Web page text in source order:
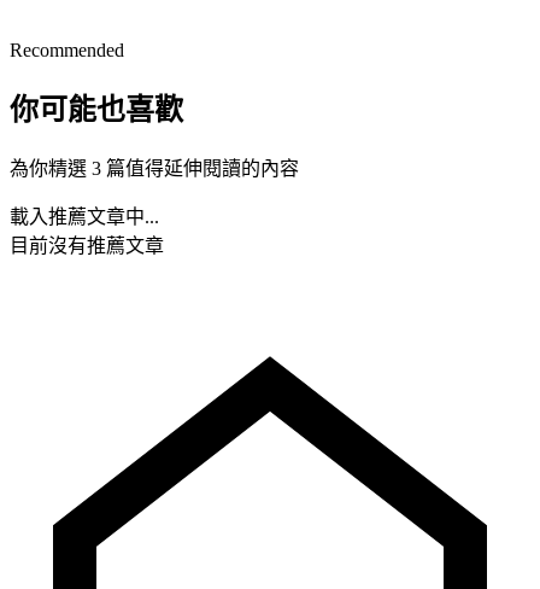
Recommended
你可能也喜歡
為你精選 3 篇值得延伸閱讀的內容
載入推薦文章中...
目前沒有推薦文章